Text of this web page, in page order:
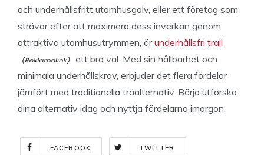
och underhållsfritt utomhusgolv, eller ett företag som
strävar efter att maximera dess inverkan genom
attraktiva utomhusutrymmen, ärunderhållsfri trall
ett bra val. Med sin hållbarhet och
minimala underhållskrav, erbjuder det flera fördelar
jämfört med traditionella träalternativ. Börja utforska
dina alternativ idag och nyttja fördelarna imorgon.
FACEBOOK TWITTER